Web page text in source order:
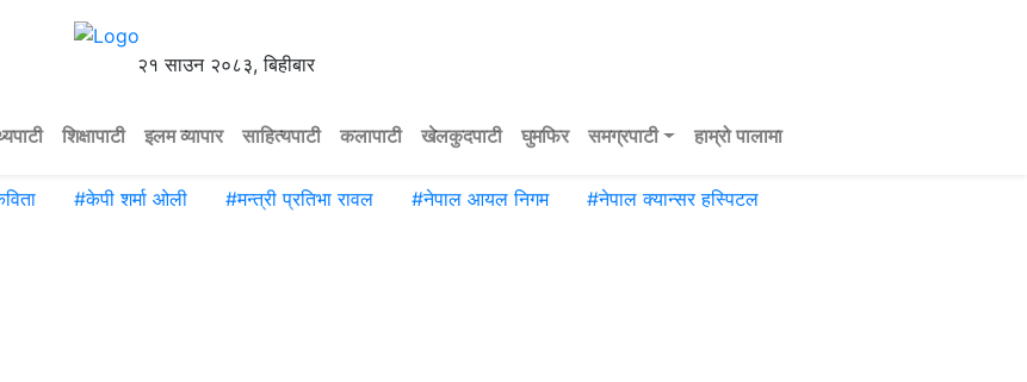
२१ साउन २०८३, बिहीबार
शिक्षापाटी इलम व्यापार साहित्यपाटी कलापाटी खेलकुदपाटी घुमफिर समग्रपाटी हाम्रो पालामा
#केपी शर्मा ओली #मन्त्री प्रतिभा रावल #नेपाल आयल निगम #नेपाल क्यान्सर हस्पिटल